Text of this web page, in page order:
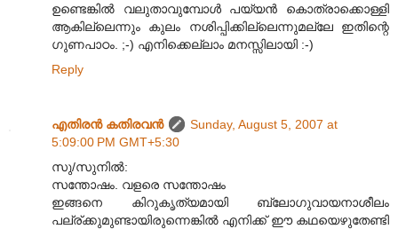
ഉണ്ടെങ്കില്‍ വലുതാവുമ്പോള്‍ പയ്യന്‍ കൊത്രാക്കൊള്ളി
ആകില്ലെന്നും കുലം നശിപ്പിക്കില്ലെന്നുമല്ലേ ഇതിന്റെ
ഗുണപാഠം. ;-) എനിക്കെല്ലാം മനസ്സിലായി :-)
Reply
എതിരന്‍ കതിരവന്‍
Sunday, August 5, 2007 at
5:09:00 PM GMT+5:30
സു/സുനില്‍:
സന്തോഷം. വളരെ സന്തോഷം
ഇങ്ങനെ കിറുകൃത്യമായി ബ്ലോഗുവായനാശീലം
പല്ര്ക്കുമുണ്ടായിരുന്നെങ്കില്‍ എനിക്ക് ഈ കഥയെഴുതേണ്ടി